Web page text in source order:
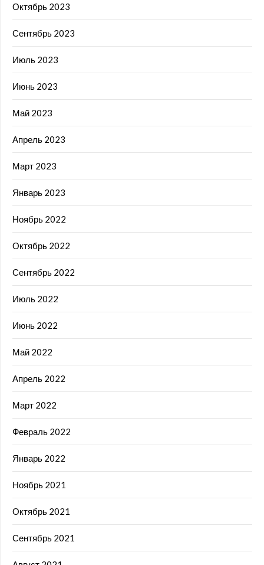
Октябрь 2023
Сентябрь 2023
Июль 2023
Июнь 2023
Май 2023
Апрель 2023
Март 2023
Январь 2023
Ноябрь 2022
Октябрь 2022
Сентябрь 2022
Июль 2022
Июнь 2022
Май 2022
Апрель 2022
Март 2022
Февраль 2022
Январь 2022
Ноябрь 2021
Октябрь 2021
Сентябрь 2021